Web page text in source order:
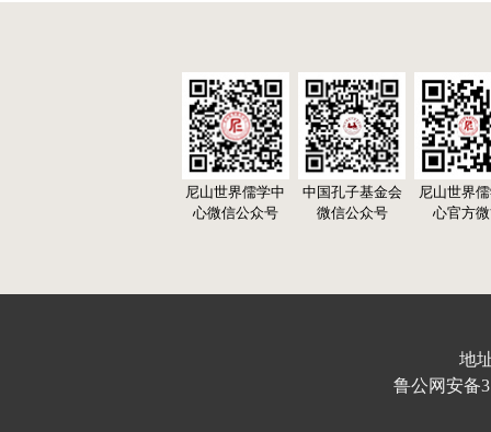
尼山世界儒学中
心微信公众号
中国孔子基金会
微信公众号
尼山世界
心官方
地
鲁公网安备